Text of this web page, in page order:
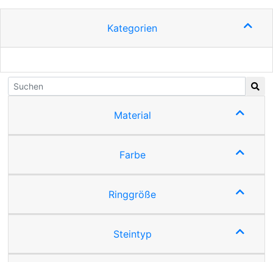
Kategorien
Material
Farbe
Ringgröße
Steintyp